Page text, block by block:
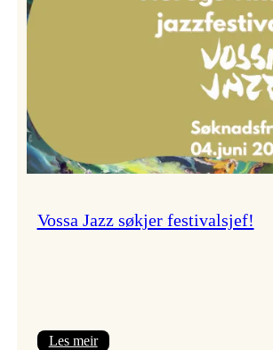
Vossa Jazz søkjer festivalsjef!
Les meir: